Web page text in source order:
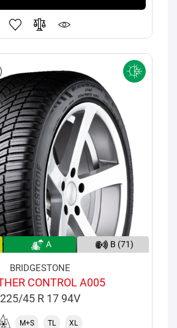
A B (71)
BRIDGESTONE
CONTROL A005
225/45 R 17 94V
M+S TL XL